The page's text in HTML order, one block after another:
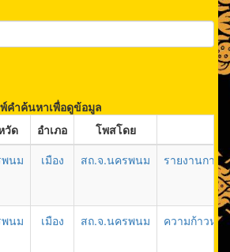
คำค้นหาเพื่อดูข้อมูล
วัด อำเภอ
โพสโดย
นม เมือง สถ.จ.นครพนม รายงานการ
นม เมือง สถ.จ.นครพนม ความก้าวหน้